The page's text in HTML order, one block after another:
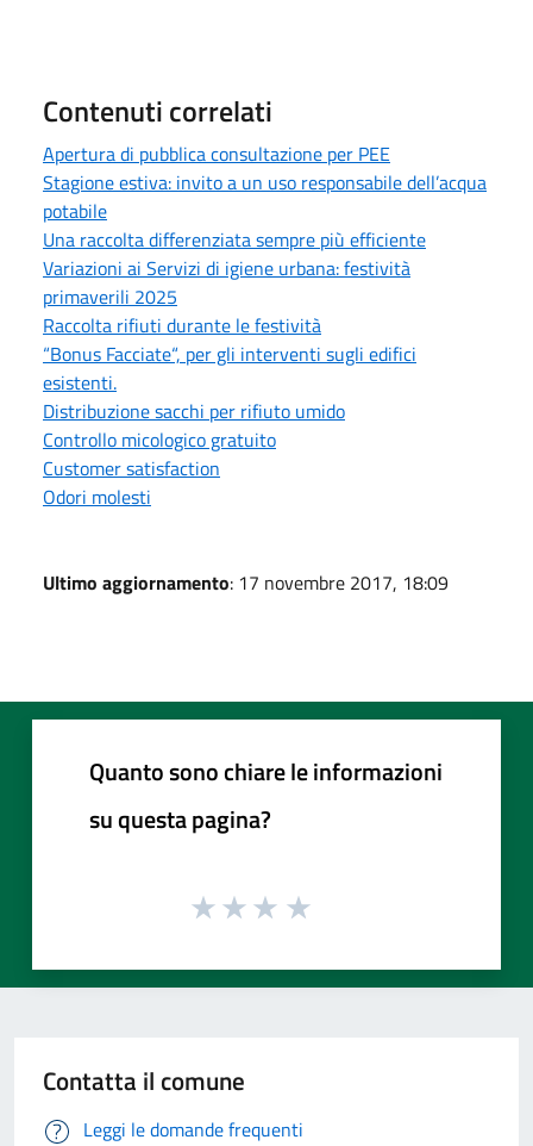
Contenuti correlati
Apertura di pubblica consultazione per PEE
Stagione estiva: invito a un uso responsabile dell’acqua
potabile
Una raccolta differenziata sempre più efficiente
Variazioni ai Servizi di igiene urbana: festività
primaverili 2025
Raccolta rifiuti durante le festività
“Bonus Facciate“, per gli interventi sugli edifici
esistenti.
Distribuzione sacchi per rifiuto umido
Controllo micologico gratuito
Customer satisfaction
Odori molesti
Ultimo aggiornamento: 17 novembre 2017, 18:09
Quanto sono chiare le informazioni
su questa pagina?
Contatta il comune
Leggi le domande frequenti